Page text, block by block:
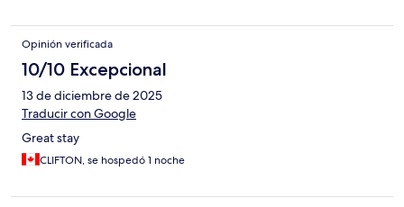
Opinión verificada
10/10 Excepcional
13 de diciembre de 2025
Traducir con Google
Great stay
CLIFTON, se hospedó 1 noche